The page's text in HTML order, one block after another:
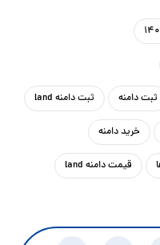
ثبت دامنه ثبت دامنه land
خرید دامنه
قیمت دامنه land